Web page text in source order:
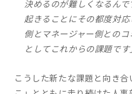
決めるのが難しくなるん
起きることにその都度対
側とマネージャー側との
としてこれからの課題です
こうした新たな課題と向き